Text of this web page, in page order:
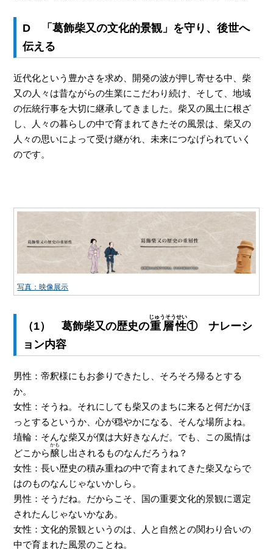
D 「葛飾柴又の文化的景観」を守り、後世へ
伝える
近代化という豊かさを求め、開発の波が押し寄せる中、柴
又の人々は昔ながらの生業にこだわり続け、そして、地域
の伝統行事を大切に継承してきました。柴又の風土に根ざ
し、人々の暮らしの中で育まれてきたその風景は、柴又の
人々の思いによって受け継がれ、未来につなげられていく
のです。
写真：映像展示
（1） 葛飾柴又の歴史の重層性
じゅうそうせい
① ナレーシ
ョン内容
男性：帝釈様にもお参りできたし、そろそろ帰るとする
か。
女性：そうね。それにしても柴又のまちに来ると何だかほ
っとするというか、心が穏やかになる、そんな場所よね。
埴輪：そんな柴又が僕は大好きなんだ。でも、この風情は
どこから醸
かも
し出されるものなんだろうね？
女性：長い歴史の積み重ねの中で育まれてきた柴又ならで
はのものなんじゃないかしら。
男性：そうだね。だからこそ、国の重要文化的景観に選定
されたんじゃないかなあ。
女性：文化的景観というのは、人と自然との関わり合いの
中で育まれた風景のことね。